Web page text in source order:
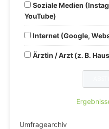
Soziale Medien
YouTube)
Internet (Google,
Ärztin / Arzt (z. B.
Umfragearchiv